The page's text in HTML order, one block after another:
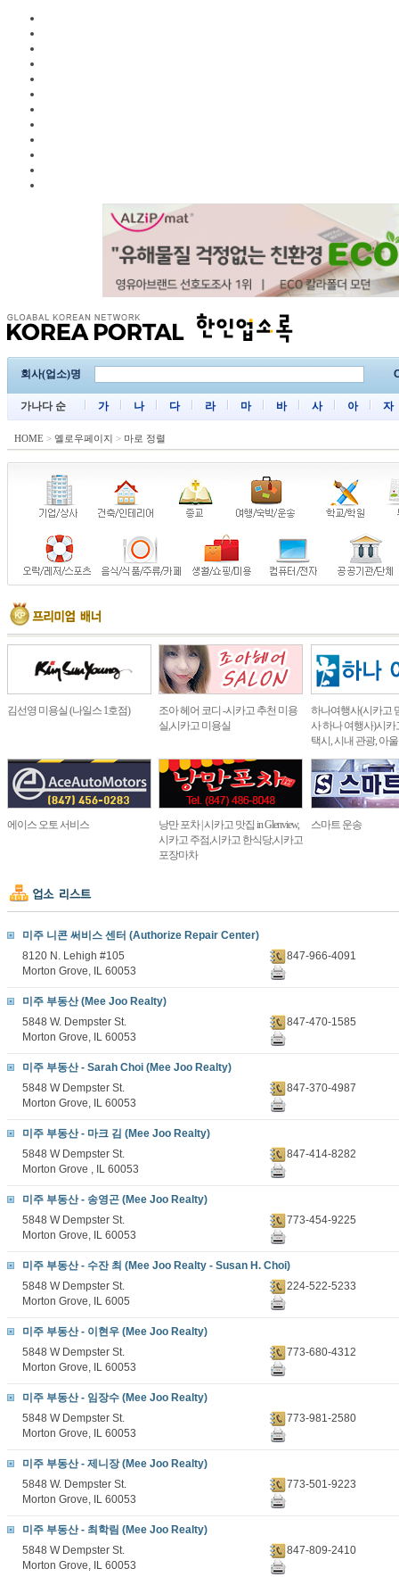
회사(업소)명
가나다 순 가 나 다 라 마 바 사 아 자
HOME > 옐로우페이지 > 마로 정렬
김선영 미용실 (나일스 1호점)
조아 헤어 코디 -시카고 추천 미용
실,시카고 미용실
하나여행사(시카고
사 하나 여행사)시카
택시, 시내 관광, 아
에이스 오토 서비스
낭만 포차 | 시카고 맛집 in Glenview,
시카고 주점,시카고 한식당,시카고
포장마차
스마트 운송
미주 니콘 써비스 센터 (Authorize Repair Center)
8120 N. Lehigh #105
Morton Grove, IL 60053
847-966-4091
미주 부동산 (Mee Joo Realty)
5848 W. Dempster St.
Morton Grove, IL 60053
847-470-1585
미주 부동산 - Sarah Choi (Mee Joo Realty)
5848 W Dempster St.
Morton Grove, IL 60053
847-370-4987
미주 부동산 - 마크 김 (Mee Joo Realty)
5848 W Dempster St.
Morton Grove , IL 60053
847-414-8282
미주 부동산 - 송영곤 (Mee Joo Realty)
5848 W Dempster St.
Morton Grove, IL 60053
773-454-9225
미주 부동산 - 수잔 최 (Mee Joo Realty - Susan H. Choi)
5848 W Dempster St.
Morton Grove, IL 6005
224-522-5233
미주 부동산 - 이현우 (Mee Joo Realty)
5848 W Dempster St.
Morton Grove, IL 60053
773-680-4312
미주 부동산 - 임장수 (Mee Joo Realty)
5848 W Dempster St.
Morton Grove, IL 60053
773-981-2580
미주 부동산 - 제니장 (Mee Joo Realty)
5848 W. Dempster St.
Morton Grove, IL 60053
773-501-9223
미주 부동산 - 최학림 (Mee Joo Realty)
5848 W Dempster St.
Morton Grove, IL 60053
847-809-2410